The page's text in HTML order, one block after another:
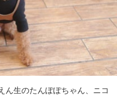
ん生のたんぽぽちゃん、ニコ